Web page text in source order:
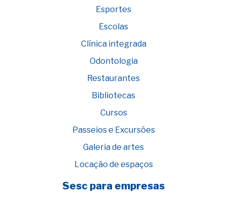
Esportes
Escolas
Clínica integrada
Odontologia
Restaurantes
Bibliotecas
Cursos
Passeios e Excursões
Galeria de artes
Locação de espaços
Sesc para empresas